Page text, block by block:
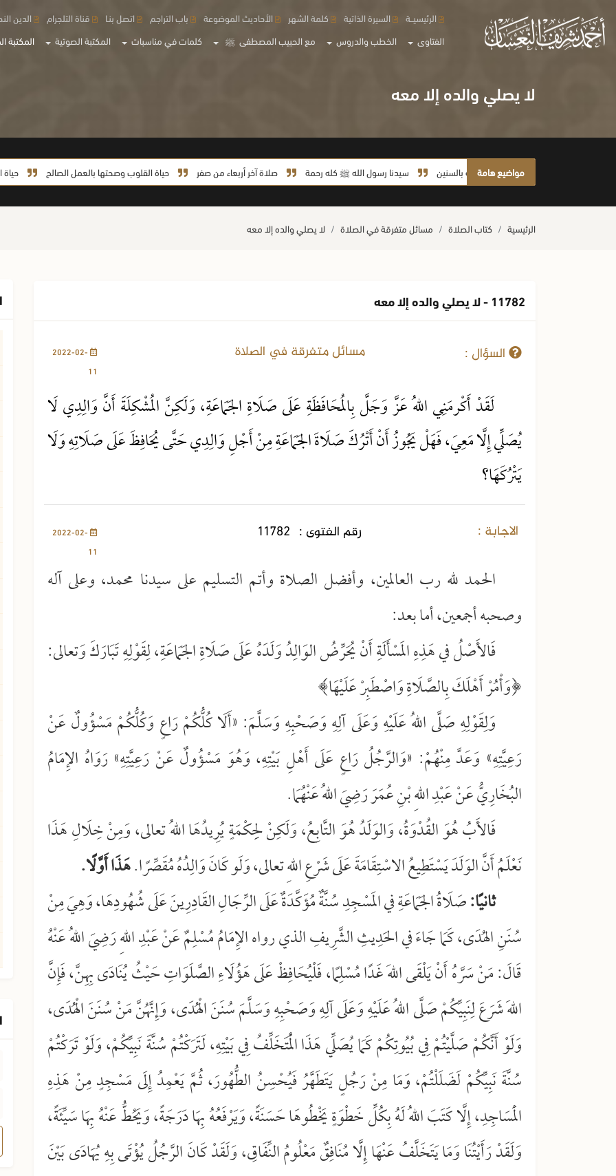
الفتاوى الخطب والدروس مع الحبيب المصطفى ﷺ كلمات في مناسبات المكتبة الصوتية المكتبة
الرئيسيــة السيرة الذاتية كلمة الشهر الأحاديث الموضوعة باب التراجم اتصل بنـا قناة التلجرام الدين
لا يصلي والده إلا معه
مواضيع هامة
لا يأخذ أمته بالسنين سيدنا رسول الله ﷺ كله رحمة صلاة آخر أربعاء من صفر حياة القلوب وصحتها بالعمل الصالح حياة السيدة
الرئيسية كتاب الصلاة مسائل متفرقة في الصلاة لا يصلي والده إلا معه
11782 - لا يصلي والده إلا معه
السؤال : مسائل متفرقة في الصلاة
2022-02-
11
لَقَدْ أَكْرمَنِي اللهُ عَزَّ وَجَلَّ بِالمُحَافَظَةِ عَلَى صَلَاةِ الجَمَاعَةِ، وَلَكِنَّ المُشْكِلَةَ أَنَّ وَالِدِي لَا
يُصَلِّي إِلَّا مَعِيَ، فَهَلْ يَجُوزُ أَنْ أَتْرُكَ صَلَاةَ الجَمَاعَةِ مِنْ أَجْلِ وَالِدِي حَتَّى يُحَافِظَ عَلَى صَلَاتِهِ وَلَا
يَتْرُكَهَا؟
الاجابة : رقم الفتوى : 11782
2022-02-
11
الحمد لله رب العالمين، وأفضل الصلاة وأتم التسليم على سيدنا محمد، وعلى آله
وصحبه أجمعين، أما بعد:
فَالأَصْلُ في هَذِهِ المَسْأَلَةِ أَنْ يُحَرِّضُ الوَالِدُ وَلَدَهُ عَلَى صَلَاةِ الجَمَاعَةِ، لِقَوْلِهِ تَبَارَكَ وَتعالى:
﴿وَأْمُرْ أَهْلَكَ بِالصَّلَاةِ وَاصْطَبِرْ عَلَيْهَا﴾
وَلِقَوْلِهِ صَلَّى اللهُ عَلَيْهِ وَعَلَى آلِهِ وَصَحْبِهِ وَسَلَّمَ: «أَلَا كُلُّكُمْ رَاعٍ وَكُلُّكُمْ مَسْؤُولٌ عَنْ
رَعِيَّتِهِ» وَعَدَّ مِنْهُمْ: «وَالرَّجُلُ رَاعٍ عَلَى أَهْلِ بَيْتِهِ، وَهُوَ مَسْؤُولٌ عَنْ رَعِيَّتِهِ» رَوَاهُ الإِمَامُ
البُخَارِيُّ عَنْ عَبْدِ اللهِ بْنِ عُمَرَ رَضِيَ اللهُ عَنْهُمَا.
فَالأَبُ هُوَ القُدْوَةُ، وَالوَلَدُ هُوَ التَّابِعُ، وَلَكِنْ لِحِكْمَةٍ يُرِيدُهَا اللهُ تعالى، وَمِنْ خِلَالِ هَذَا
نَعْلَمُ أَنَّ الوَلَدَ يَسْتَطِيعُ الاسْتِقَامَةَ عَلَى شَرْعِ اللهِ تعالى، وَلَو كَانَ وَالِدُهُ مُقَصِّرًا.هَذَا أَوَّلًا.
ثانيًا:صَلَاةُ الجَمَاعَةِ في المَسْجِدِ سُنَّةٌ مُؤَكَّدَةٌ عَلَى الرِّجَالِ القَادِرِينَ عَلَى شُهُودِهَا، وَهِيَ مِنْ
سُنَنِ الهُدَى، كَمَا جَاءَ في الحَدِيثِ الشَّرِيفِ الذي رواه الإِمَامُ مُسْلِمٌ عَنْ عَبْدِ اللهِ رَضِيَ اللهُ عَنْهُ
قَالَ: مَنْ سَرَّهُ أَنْ يَلْقَى اللهَ غَدًا مُسْلِمًا، فَلْيُحَافِظْ عَلَى هَؤُلَاءِ الصَّلَوَاتِ حَيْثُ يُنَادَى بِهِنَّ، فَإِنَّ
اللهَ شَرَعَ لِنَبِيِّكُمْ صَلَّى اللهُ عَلَيْهِ وَعَلَى آلِهِ وَصَحْبِهِ وَسَلَّمَ سُنَنَ الْهُدَى، وَإِنَّهُنَّ مَنْ سُنَنَ الْهُدَى،
وَلَوْ أَنَّكُمْ صَلَّيْتُمْ فِي بُيُوتِكُمْ كَمَا يُصَلِّي هَذَا الْمُتَخَلِّفُ فِي بَيْتِهِ، لَتَرَكْتُمْ سُنَّةَ نَبِيِّكُمْ، وَلَوْ تَرَكْتُمْ
سُنَّةَ نَبِيِّكُمْ لَضَلَلْتُمْ، وَمَا مِنْ رَجُلٍ يَتَطَهَّرُ فَيُحْسِنُ الطُّهُورَ، ثُمَّ يَعْمِدُ إِلَى مَسْجِدٍ مِنْ هَذِهِ
الْمَسَاجِدِ، إِلَّا كَتَبَ اللهُ لَهُ بِكُلِّ خَطْوَةٍ يَخْطُوهَا حَسَنَةً، وَيَرْفَعُهُ بِهَا دَرَجَةً، وَيَحُطُّ عَنْهُ بِهَا سَيِّئَةً،
وَلَقَدْ رَأَيْتُنَا وَمَا يَتَخَلَّفُ عَنْهَا إِلَّا مُنَافِقٌ مَعْلُومُ النِّفَاقِ، وَلَقَدْ كَانَ الرَّجُلُ يُؤْتَى بِهِ يُهَادَى بَيْنَ